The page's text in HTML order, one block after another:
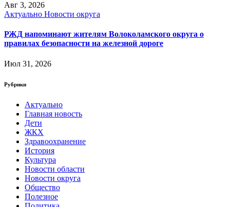
Авг 3, 2026
Актуально Новости округа
РЖД напоминают жителям Волоколамского округа о
правилах безопасности на железной дороге
Июл 31, 2026
Рубрики
Актуально
Главная новость
Дети
ЖКХ
Здравоохранение
История
Культура
Новости области
Новости округа
Общество
Полезное